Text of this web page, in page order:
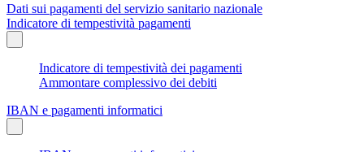
Dati sui pagamenti del servizio sanitario nazionale
Indicatore di tempestività pagamenti
Indicatore di tempestività dei pagamenti
Ammontare complessivo dei debiti
IBAN e pagamenti informatici